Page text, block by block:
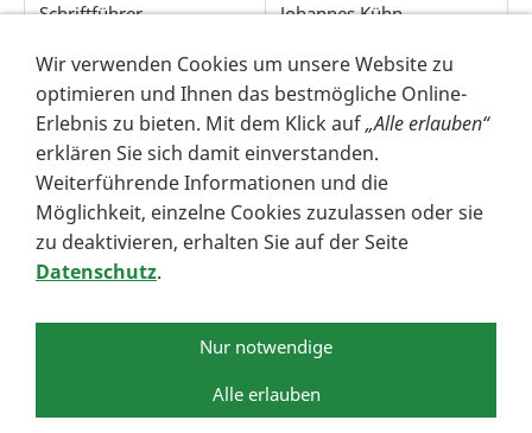
Schriftführer
Johannes Kühn
Beisitzer
Holger Degenhardt und
Andreas Böhm
Pressewart
Holger Degenhardt
Gerätewart
Uwe Natho, Jochen
Lingelbach und Erich
Marquardt
Wir verwenden Cookies um unsere Website zu
optimieren und Ihnen das bestmögliche Online-
Erlebnis zu bieten. Mit dem Klick auf„Alle erlauben“
erklären Sie sich damit einverstanden.
Weiterführende Informationen und die
Möglichkeit, einzelne Cookies zuzulassen oder sie
zu deaktivieren, erhalten Sie auf der Seite
Datenschutz.
Nur notwendige
Alle erlauben